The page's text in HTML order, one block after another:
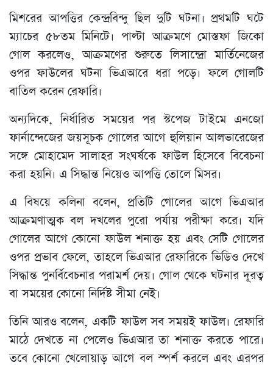
মিশরের আপত্তির কেন্দ্রবিন্দু ছিল দুটি ঘটনা। প্রথমটি ঘটে
ম্যাচের ৫৮তম মিনিটে। পাল্টা আক্রমণে মোস্তফা জিকো
গোল করলেও, আক্রমণের শুরুতে লিসান্দ্রো মার্তিনেজের
ওপর ফাউলের ঘটনা ভিএআরে ধরা পড়ে। ফলে গোলটি
বাতিল করেন রেফারি।
অন্যদিকে, নির্ধারিত সময়ের পর স্টপেজ টাইমে এনজো
ফার্নান্দেজের জয়সূচক গোলের আগে হুলিয়ান আলভারেজের
সঙ্গে মোহামেদ সালাহর সংঘর্ষকে ফাউল হিসেবে বিবেচনা
করা হয়নি। এ সিদ্ধান্ত নিয়েও আপত্তি তোলে মিসর।
এ বিষয়ে কলিনা বলেন, প্রতিটি গোলের আগে ভিএআর
আক্রমণাত্মক বল দখলের পুরো পর্যায় পরীক্ষা করে। যদি
গোলের আগে কোনো ফাউল শনাক্ত হয় এবং সেটি গোলের
ওপর প্রভাব ফেলে, তাহলে ভিএআর রেফারিকে ভিডিও দেখে
সিদ্ধান্ত পুনর্বিবেচনার পরামর্শ দেয়। গোল থেকে ঘটনার দূরত্ব
বা সময়ের কোনো নির্দিষ্ট সীমা নেই।
তিনি আরও বলেন, একটি ফাউল সব সময়ই ফাউল। রেফারি
মাঠে দেখতে না পেলেও ভিএআর তা শনাক্ত করতে পারে।
তবে কোনো খেলোয়াড় আগে বল স্পর্শ করলে এবং এরপর